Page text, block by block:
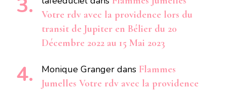
Votre rdv avec la providence lors du
transit de Jupiter en Bélier du 20
Décembre 2022 au 15 Mai 2023
Monique Granger dans Flammes
Jumelles Votre rdv avec la providence